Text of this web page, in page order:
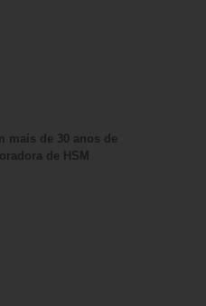
mais de 30 anos de
de HSM